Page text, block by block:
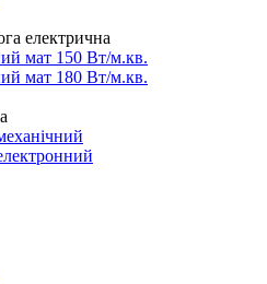
електрична
мат 150 Вт/м.кв.
мат 180 Вт/м.кв.